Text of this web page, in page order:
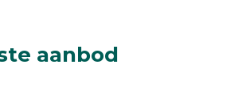
aanbod